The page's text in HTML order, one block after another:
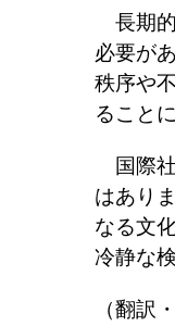
長期
必要が
秩序や
ること
国際
はあり
なる文
冷静な
（翻訳